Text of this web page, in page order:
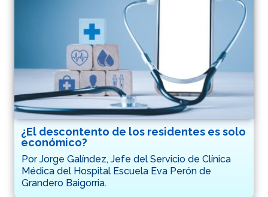
¿El descontento de los residentes es solo
económico?
Por Jorge Galíndez, Jefe del Servicio de Clínica
Médica del Hospital Escuela Eva Perón de
Grandero Baigorria.